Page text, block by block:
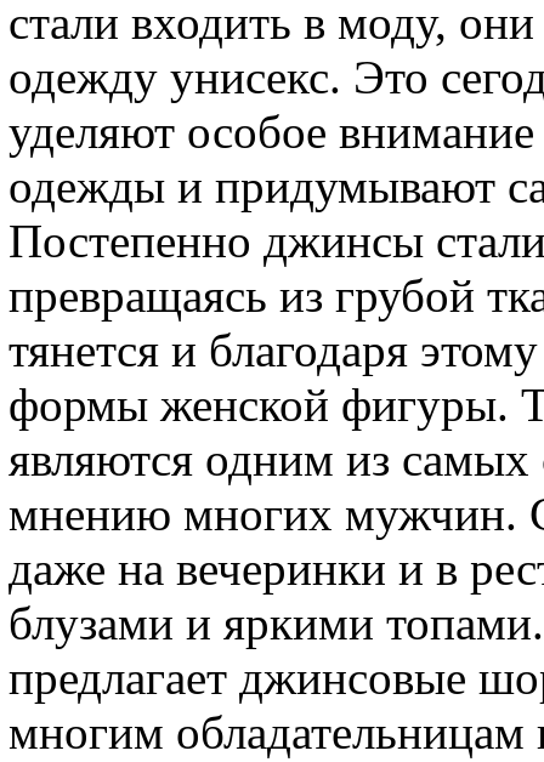
стали входить в моду,
одежду унисекс. Это
уделяют особое
одежды и придумывают
Постепенно джинсы
превращаясь из грубой
тянется и благодаря
формы женской фигуры.
являются одним из самых
мнению многих мужчин.
даже на вечеринки и в
блузами и яркими
предлагает джинсовые
многим